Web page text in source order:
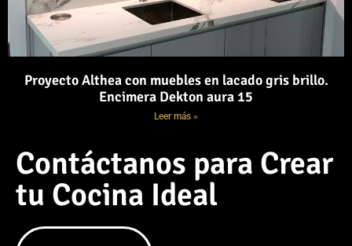
Proyecto Althea con muebles en lacado gris brillo.
Encimera Dekton aura 15
Leer más »
Contáctanos para Crear
tu Cocina Ideal